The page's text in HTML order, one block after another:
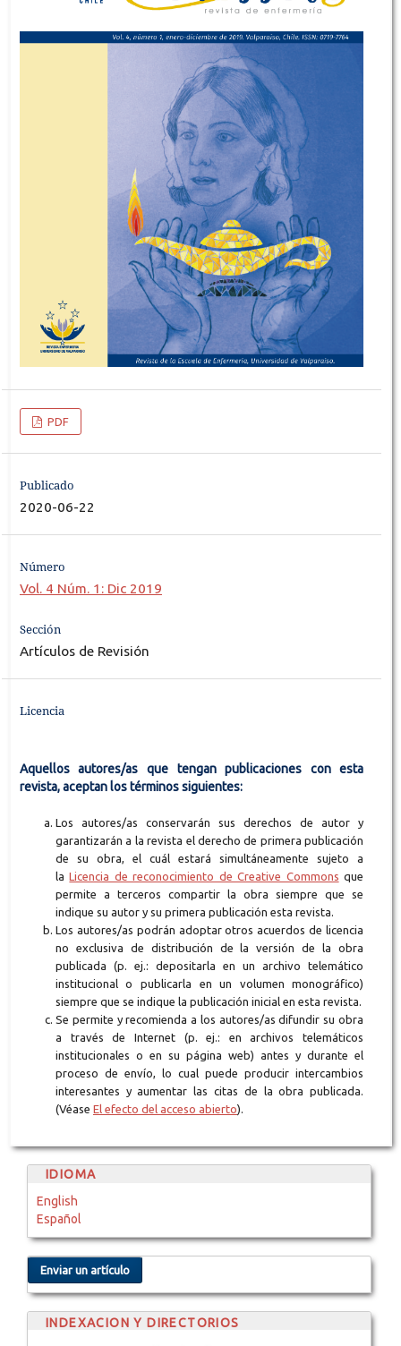
PDF
Publicado
2020-06-22
Número
Vol. 4 Núm. 1: Dic 2019
Sección
Artículos de Revisión
Licencia
Aquellos autores/as que tengan publicaciones con esta
revista, aceptan los términos siguientes:
Los autores/as conservarán sus derechos de autor y
garantizarán a la revista el derecho de primera publicación
de su obra, el cuál estará simultáneamente sujeto a
laLicencia de reconocimiento de Creative Commons que
permite a terceros compartir la obra siempre que se
indique su autor y su primera publicación esta revista.
Los autores/as podrán adoptar otros acuerdos de licencia
no exclusiva de distribución de la versión de la obra
publicada (p. ej.: depositarla en un archivo telemático
institucional o publicarla en un volumen monográfico)
siempre que se indique la publicación inicial en esta revista.
Se permite y recomienda a los autores/as difundir su obra
a través de Internet (p. ej.: en archivos telemáticos
institucionales o en su página web) antes y durante el
proceso de envío, lo cual puede producir intercambios
interesantes y aumentar las citas de la obra publicada.
(Véase El efecto del acceso abierto).
IDIOMA
English
Español
Enviar un artículo
INDEXACION Y DIRECTORIOS